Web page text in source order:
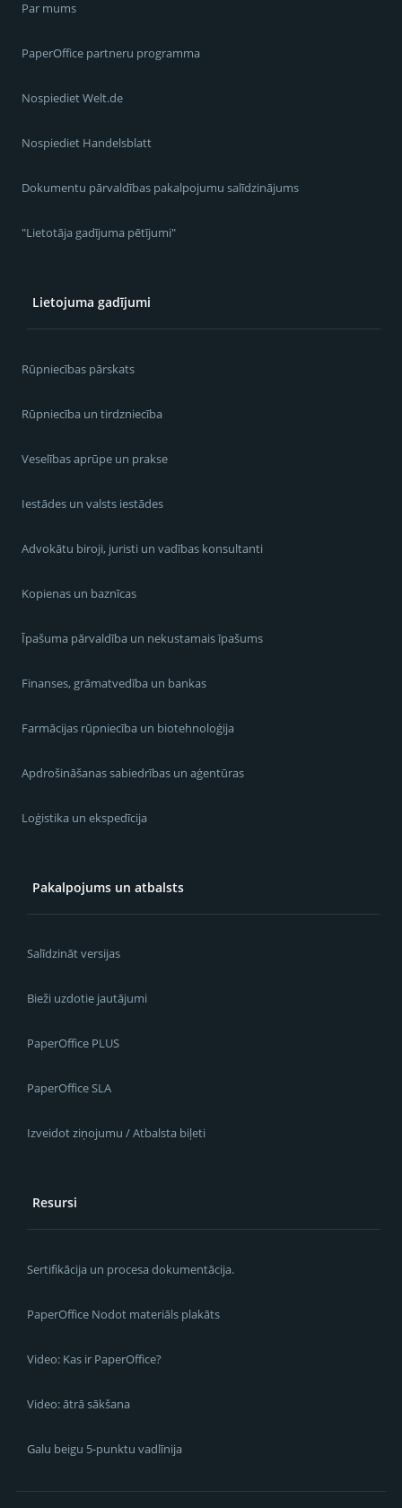
Par mums
PaperOffice partneru programma
Nospiediet Welt.de
Nospiediet Handelsblatt
Dokumentu pārvaldības pakalpojumu salīdzinājums
"Lietotāja gadījuma pētījumi"
Lietojuma gadījumi
Rūpniecības pārskats
Rūpniecība un tirdzniecība
Veselības aprūpe un prakse
Iestādes un valsts iestādes
Advokātu biroji, juristi un vadības konsultanti
Kopienas un baznīcas
Īpašuma pārvaldība un nekustamais īpašums
Finanses, grāmatvedība un bankas
Farmācijas rūpniecība un biotehnoloģija
Apdrošināšanas sabiedrības un aģentūras
Loģistika un ekspedīcija
Pakalpojums un atbalsts
Salīdzināt versijas
Bieži uzdotie jautājumi
PaperOffice PLUS
PaperOffice SLA
Izveidot ziņojumu / Atbalsta biļeti
Resursi
Sertifikācija un procesa dokumentācija.
PaperOffice Nodot materiāls plakāts
Video: Kas ir PaperOffice?
Video: ātrā sākšana
Galu beigu 5-punktu vadlīnija